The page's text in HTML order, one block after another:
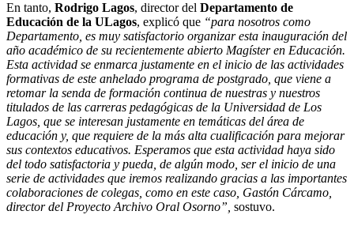
En tanto, Rodrigo Lagos, director del Departamento de
Educación de la ULagos, explicó que “para nosotros como
Departamento, es muy satisfactorio organizar esta inauguración del
año académico de su recientemente abierto Magíster en Educación.
Esta actividad se enmarca justamente en el inicio de las actividades
formativas de este anhelado programa de postgrado, que viene a
retomar la senda de formación continua de nuestras y nuestros
titulados de las carreras pedagógicas de la Universidad de Los
Lagos, que se interesan justamente en temáticas del área de
educación y, que requiere de la más alta cualificación para mejorar
sus contextos educativos. Esperamos que esta actividad haya sido
del todo satisfactoria y pueda, de algún modo, ser el inicio de una
serie de actividades que iremos realizando gracias a las importantes
colaboraciones de colegas, como en este caso, Gastón Cárcamo,
director del Proyecto Archivo Oral Osorno”, sostuvo.